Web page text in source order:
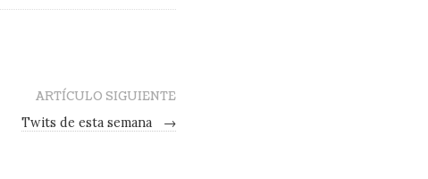
ARTÍCULO SIGUIENTE
Twits de esta semana
→